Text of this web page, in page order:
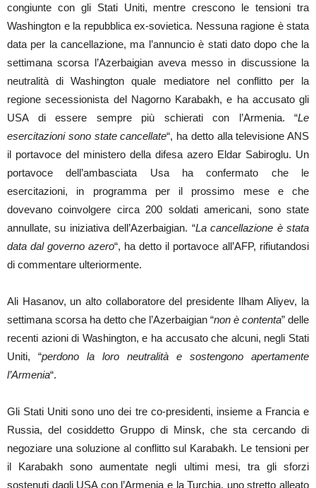
congiunte con gli Stati Uniti, mentre crescono le tensioni tra
Washington e la repubblica ex-sovietica. Nessuna ragione è stata
data per la cancellazione, ma l’annuncio è stati dato dopo che la
settimana scorsa l’Azerbaigian aveva messo in discussione la
neutralità di Washington quale mediatore nel conflitto per la
regione secessionista del Nagorno Karabakh, e ha accusato gli
USA di essere sempre più schierati con l’Armenia. “Le
esercitazioni sono state cancellate“, ha detto alla televisione ANS
il portavoce del ministero della difesa azero Eldar Sabiroglu. Un
portavoce dell’ambasciata Usa ha confermato che le
esercitazioni, in programma per il prossimo mese e che
dovevano coinvolgere circa 200 soldati americani, sono state
annullate, su iniziativa dell’Azerbaigian. “La cancellazione è stata
data dal governo azero“, ha detto il portavoce all’AFP, rifiutandosi
di commentare ulteriormente.
Ali Hasanov, un alto collaboratore del presidente Ilham Aliyev, la
settimana scorsa ha detto che l’Azerbaigian “non è contenta” delle
recenti azioni di Washington, e ha accusato che alcuni, negli Stati
Uniti, “perdono la loro neutralità e sostengono apertamente
l’Armenia“.
Gli Stati Uniti sono uno dei tre co-presidenti, insieme a Francia e
Russia, del cosiddetto Gruppo di Minsk, che sta cercando di
negoziare una soluzione al conflitto sul Karabakh. Le tensioni per
il Karabakh sono aumentate negli ultimi mesi, tra gli sforzi
sostenuti dagli USA con l’Armenia e la Turchia, uno stretto alleato